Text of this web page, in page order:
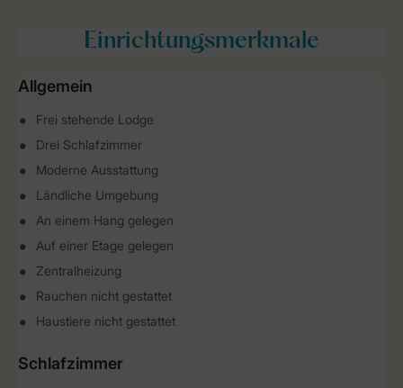
Einrichtungsmerkmale
Allgemein
Frei stehende Lodge
Drei Schlafzimmer
Moderne Ausstattung
Ländliche Umgebung
An einem Hang gelegen
Auf einer Etage gelegen
Zentralheizung
Rauchen nicht gestattet
Haustiere nicht gestattet
Schlafzimmer